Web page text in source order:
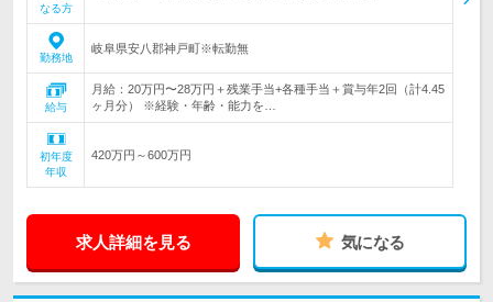
なる方
勤務地
岐阜県安八郡神戸町※転勤無
給与
月給：20万円〜28万円＋残業手当+各種手当＋賞与年2回（計4.45
ヶ月分） ※経験・年齢・能力を…
初年度
年収
420万円～600万円
求人詳細を見る 気になる